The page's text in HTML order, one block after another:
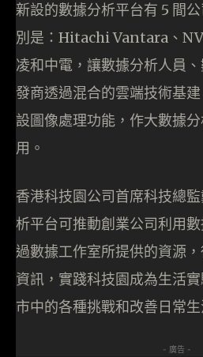
新設的數據分析平台有 5 間
別是：Hitachi Vantara、
凌和中電，讓數據分析人員
發商透過混合的雲端技術基
設圖像處理功能，作大數據
用。
香港科技園公司首席科技總
析平台可推動創業公司利用
過數據工作室所提供的資源
資訊，實踐科技園成為生活
市中的各種挑戰和改善日常生
- 廣告 -